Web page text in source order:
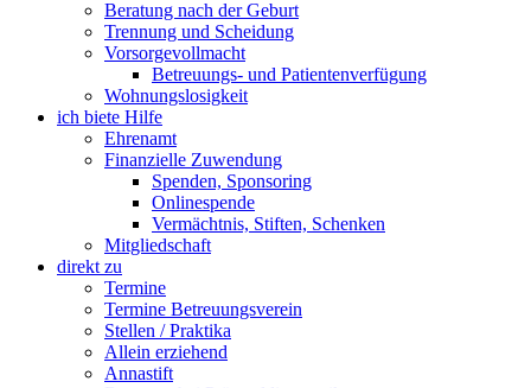
Beratung nach der Geburt
Trennung und Scheidung
Vorsorgevollmacht
Betreuungs- und Patientenverfügung
Wohnungslosigkeit
ich biete Hilfe
Ehrenamt
Finanzielle Zuwendung
Spenden, Sponsoring
Onlinespende
Vermächtnis, Stiften, Schenken
Mitgliedschaft
direkt zu
Termine
Termine Betreuungsverein
Stellen / Praktika
Allein erziehend
Annastift